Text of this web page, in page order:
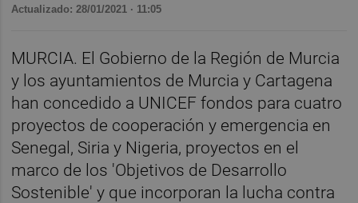
Actualizado: 28/01/2021 · 11:05
MURCIA. El Gobierno de la Región de Murcia
y los ayuntamientos de Murcia y Cartagena
han concedido a UNICEF fondos para cuatro
proyectos de cooperación y emergencia en
Senegal, Siria y Nigeria, proyectos en el
marco de los 'Objetivos de Desarrollo
Sostenible' y que incorporan la lucha contra